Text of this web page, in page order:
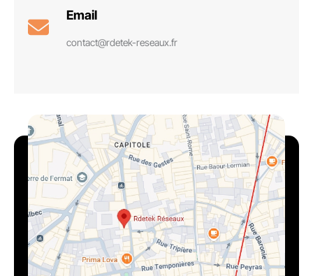
Email
contact@rdetek-reseaux.fr